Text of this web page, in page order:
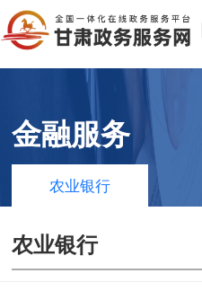
金融服务
农业银行
农业银行